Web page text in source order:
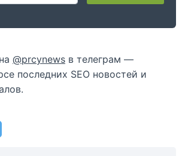
@prcynews в телеграм —
последних SEO новостей и